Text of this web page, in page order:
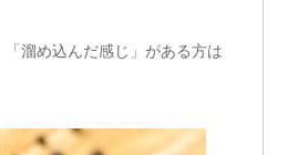
溜め込んだ感じ」がある方は